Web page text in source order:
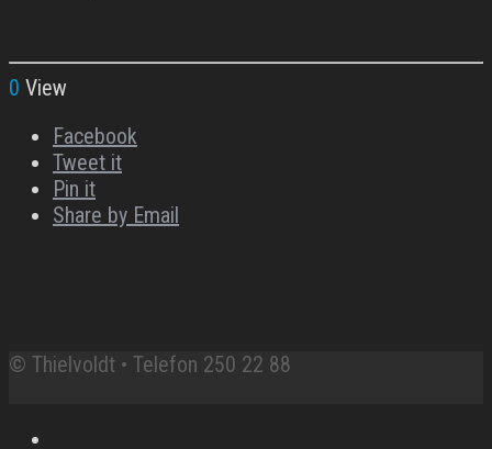
0 View
Facebook
Tweet it
Pin it
Share by Email
© Thielvoldt • Telefon 250 22 88